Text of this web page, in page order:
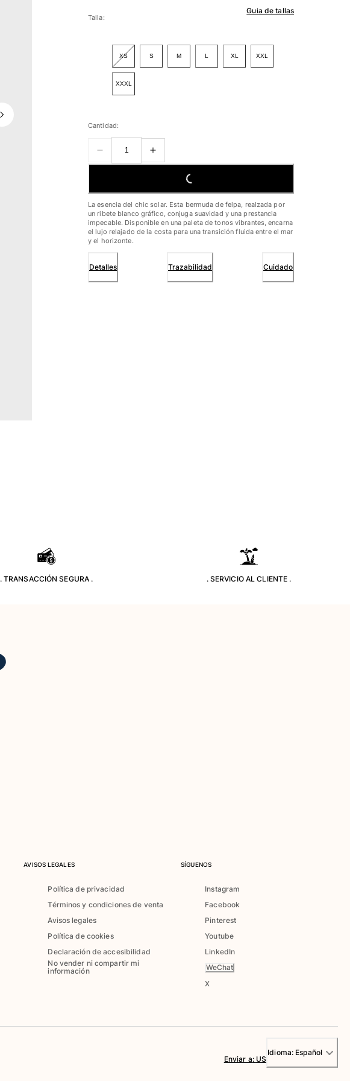
Guia de tallas
Talla:
XS S M L XL XXL
XXXL
Cantidad:
LOADING...
La esencia del chic solar. Esta bermuda de felpa, realzada por
un ribete blanco gráfico, conjuga suavidad y una prestancia
impecable. Disponible en una paleta de tonos vibrantes, encarna
el lujo relajado de la costa para una transición fluida entre el mar
y el horizonte.
Detalles Trazabilidad Cuidado
. TRANSACCIÓN SEGURA . . SERVICIO AL CLIENTE .
AVISOS LEGALES
Política de privacidad
Términos y condiciones de venta
Avisos legales
Política de cookies
Declaración de accesibilidad
No vender ni compartir mi
información
SÍGUENOS
Instagram
Facebook
Pinterest
Youtube
LinkedIn
WeChat
X
Enviar a: US
Idioma: Español